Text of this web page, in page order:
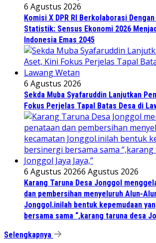
6 Agustus 2026
Komisi X DPR RI Berkolaborasi
Statistik: Sensus Ekonomi 2026
Indonesia Emas 2045
6 Agustus 2026
Sekda Muba Syafaruddin Lanjutkan
Fokus Perjelas Tapal Batas Desa di
6 Agustus 20266 Agustus 2026
Karang Taruna Desa Jonggol
dan pembersihan menyeluruh Alun-
Jonggol.inilah bentuk kepemudaan
bersama sama “,karang taruna desa
Selengkapnya